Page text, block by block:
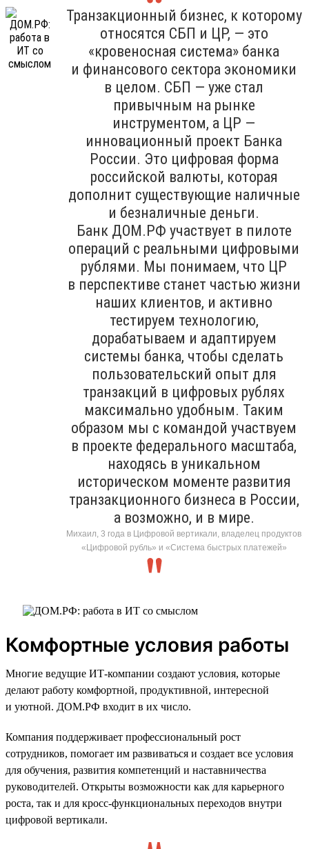
Транзакционный бизнес, к которому
относятся СБП и ЦР, — это
«кровеносная система» банка
и финансового сектора экономики
в целом. СБП — уже стал
привычным на рынке
инструментом, а ЦР —
инновационный проект Банка
России. Это цифровая форма
российской валюты, которая
дополнит существующие наличные
и безналичные деньги.
Банк ДОМ.РФ участвует в пилоте
операций с реальными цифровыми
рублями. Мы понимаем, что ЦР
в перспективе станет частью жизни
наших клиентов, и активно
тестируем технологию,
дорабатываем и адаптируем
системы банка, чтобы сделать
пользовательский опыт для
транзакций в цифровых рублях
максимально удобным. Таким
образом мы с командой участвуем
в проекте федерального масштаба,
находясь в уникальном
историческом моменте развития
транзакционного бизнеса в России,
а возможно, и в мире.
Михаил, 3 года в Цифровой вертикали, владелец продуктов
«Цифровой рубль» и «Система быстрых платежей»
Комфортные условия работы
Многие ведущие ИТ-компании создают условия, которые
делают работу комфортной, продуктивной, интересной
и уютной. ДОМ.РФ входит в их число.
Компания поддерживает профессиональный рост
сотрудников, помогает им развиваться и создает все условия
для обучения, развития компетенций и наставничества
руководителей. Открыты возможности как для карьерного
роста, так и для кросс-функциональных переходов внутри
цифровой вертикали.